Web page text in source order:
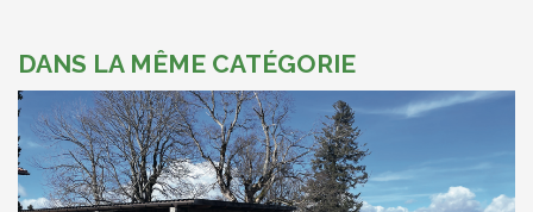
DANS LA MÊME CATÉGORIE